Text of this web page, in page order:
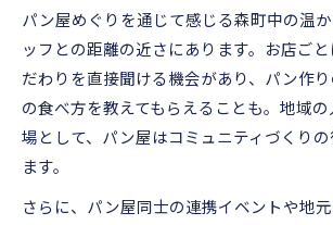
パン屋めぐりを通じて感じる森町中の温
ッフとの距離の近さにあります。お店ご
だわりを直接聞ける機会があり、パン作
の食べ方を教えてもらえることも。地域
場として、パン屋はコミュニティづくり
ます。
さらに、パン屋同士の連携イベントや地